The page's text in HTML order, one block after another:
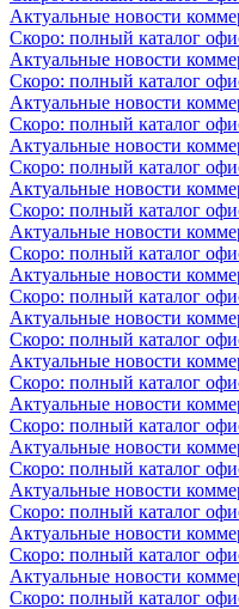
Актуальные новости
Скоро: полный каталог
Актуальные новости
Скоро: полный каталог
Актуальные новости
Скоро: полный каталог
Актуальные новости
Скоро: полный каталог
Актуальные новости
Скоро: полный каталог
Актуальные новости
Скоро: полный каталог
Актуальные новости
Скоро: полный каталог
Актуальные новости
Скоро: полный каталог
Актуальные новости
Скоро: полный каталог
Актуальные новости
Скоро: полный каталог
Актуальные новости
Скоро: полный каталог
Актуальные новости
Скоро: полный каталог
Актуальные новости
Скоро: полный каталог
Актуальные новости
Скоро: полный каталог